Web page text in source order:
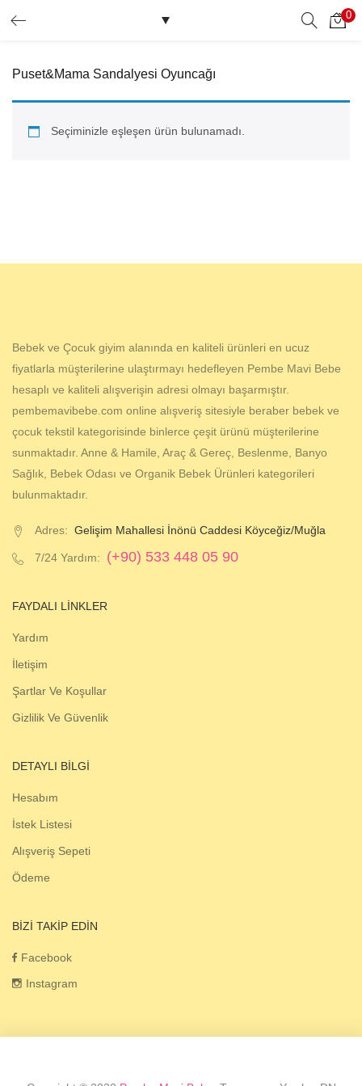
0
Giriş yapmak için kullanıcı adınızı ve şifrenizi girin.
Şifrenizi mi Unuttunuz?
Puset&Mama Sandalyesi Oyuncağı
Seçiminizle eşleşen ürün bulunamadı.
Bebek ve Çocuk giyim alanında en kaliteli ürünleri en ucuz
fiyatlarla müşterilerine ulaştırmayı hedefleyen Pembe Mavi Bebe
hesaplı ve kaliteli alışverişin adresi olmayı başarmıştır.
pembemavibebe.com online alışveriş sitesiyle beraber bebek ve
çocuk tekstil kategorisinde binlerce çeşit ürünü müşterilerine
sunmaktadır. Anne & Hamile, Araç & Gereç, Beslenme, Banyo
Sağlık, Bebek Odası ve Organik Bebek Ürünleri kategorileri
bulunmaktadır.
Adres: Gelişim Mahallesi İnönü Caddesi Köyceğiz/Muğla
7/24 Yardım: (+90) 533 448 05 90
FAYDALI LINKLER
Yardım
İletişim
Şartlar Ve Koşullar
Gizlilik Ve Güvenlik
DETAYLI BILGI
Hesabım
İstek Listesi
Alışveriş Sepeti
Ödeme
BIZI TAKIP EDIN
Facebook
Instagram